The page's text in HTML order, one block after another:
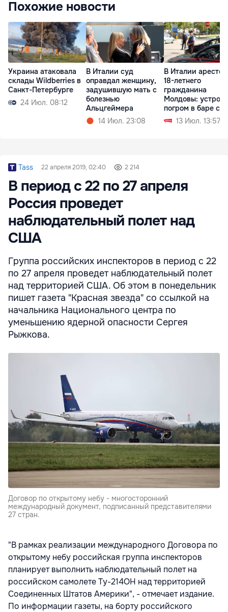
Похожие новости
Украина атаковала
склады Wildberries в
Санкт-Петербурге
24 Июл. 08:12
В Италии суд
оправдал женщину,
задушившую мать с
болезнью
Альцгеймера
14 Июл. 23:08
В Италии
18-летнего
гражданина
Молдовы:
погром в баре с
мачете13 Июл. 13:57
Tass 22 апреля 2019, 02:40 2 214
В период с 22 по 27 апреля
Россия проведет
наблюдательный полет над
США
Группа российских инспекторов в период с 22
по 27 апреля проведет наблюдательный полет
над территорией США. Об этом в понедельник
пишет газета "Красная звезда" со ссылкой на
начальника Национального центра по
уменьшению ядерной опасности Сергея
Рыжкова.
Договор по открытому небу - многосторонний
международный документ, подписанный представителями
27 стран.
"В рамках реализации международного Договора по
открытому небу российская группа инспекторов
планирует выполнить наблюдательный полет на
российском самолете Ту-214ОН над территорией
Соединенных Штатов Америки", - отмечает издание.
По информации газеты, на борту российского